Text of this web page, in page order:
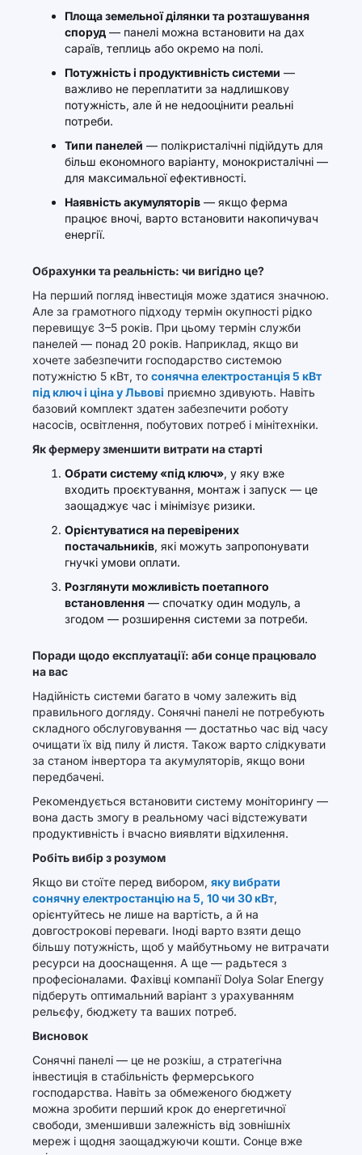
Площа земельної ділянки та розташування
споруд — панелі можна встановити на дах
сараїв, теплиць або окремо на полі.
Потужність і продуктивність системи —
важливо не переплатити за надлишкову
потужність, але й не недооцінити реальні
потреби.
Типи панелей — полікристалічні підійдуть для
більш економного варіанту, монокристалічні —
для максимальної ефективності.
Наявність акумуляторів — якщо ферма
працює вночі, варто встановити накопичувач
енергії.
Обрахунки та реальність: чи вигідно це?
На перший погляд інвестиція може здатися значною.
Але за грамотного підходу термін окупності рідко
перевищує 3–5 років. При цьому термін служби
панелей — понад 20 років. Наприклад, якщо ви
хочете забезпечити господарство системою
потужністю 5 кВт, то сонячна електростанція 5 кВт
під ключ і ціна у Львові приємно здивують. Навіть
базовий комплект здатен забезпечити роботу
насосів, освітлення, побутових потреб і мінітехніки.
Як фермеру зменшити витрати на старті
Обрати систему «під ключ», у яку вже
входить проєктування, монтаж і запуск — це
заощаджує час і мінімізує ризики.
Орієнтуватися на перевірених
постачальників, які можуть запропонувати
гнучкі умови оплати.
Розглянути можливість поетапного
встановлення — спочатку один модуль, а
згодом — розширення системи за потреби.
Поради щодо експлуатації: аби сонце працювало
на вас
Надійність системи багато в чому залежить від
правильного догляду. Сонячні панелі не потребують
складного обслуговування — достатньо час від часу
очищати їх від пилу й листя. Також варто слідкувати
за станом інвертора та акумуляторів, якщо вони
передбачені.
Рекомендується встановити систему моніторингу —
вона дасть змогу в реальному часі відстежувати
продуктивність і вчасно виявляти відхилення.
Робіть вибір з розумом
Якщо ви стоїте перед вибором, яку вибрати
сонячну електростанцію на 5, 10 чи 30 кВт,
орієнтуйтесь не лише на вартість, а й на
довгострокові переваги. Іноді варто взяти дещо
більшу потужність, щоб у майбутньому не витрачати
ресурси на дооснащення. А ще — радьтеся з
професіоналами. Фахівці компанії Dolya Solar Energy
підберуть оптимальний варіант з урахуванням
рельєфу, бюджету та ваших потреб.
Висновок
Сонячні панелі — це не розкіш, а стратегічна
інвестиція в стабільність фермерського
господарства. Навіть за обмеженого бюджету
можна зробити перший крок до енергетичної
свободи, зменшивши залежність від зовнішніх
мереж і щодня заощаджуючи кошти. Сонце вже